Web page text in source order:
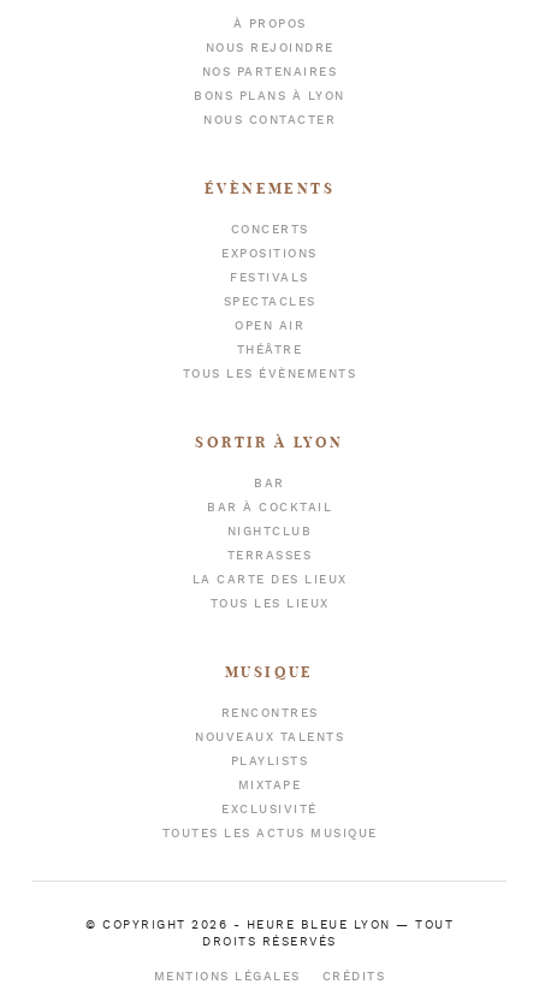
À PROPOS
NOUS REJOINDRE
NOS PARTENAIRES
BONS PLANS À LYON
NOUS CONTACTER
ÉVÈNEMENTS
CONCERTS
EXPOSITIONS
FESTIVALS
SPECTACLES
OPEN AIR
THÉÂTRE
TOUS LES ÉVÈNEMENTS
SORTIR À LYON
BAR
BAR À COCKTAIL
NIGHTCLUB
TERRASSES
LA CARTE DES LIEUX
TOUS LES LIEUX
MUSIQUE
RENCONTRES
NOUVEAUX TALENTS
PLAYLISTS
MIXTAPE
EXCLUSIVITÉ
TOUTES LES ACTUS MUSIQUE
© COPYRIGHT 2026 - HEURE BLEUE LYON — TOUT
DROITS RÉSERVÉS
MENTIONS LÉGALES CRÉDITS